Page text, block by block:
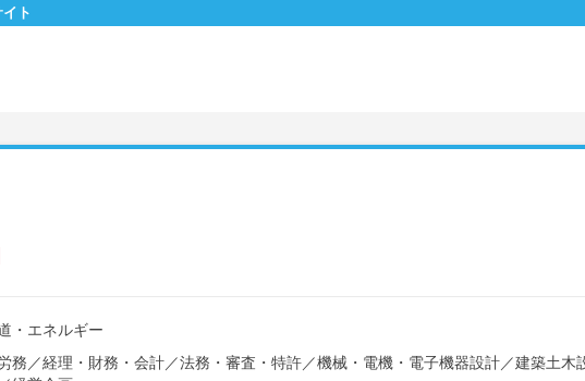
ト
・エネルギー
務 ／経理・財務・会計／法務・審査・特許／機械・電機・電子機器設計／建築土木